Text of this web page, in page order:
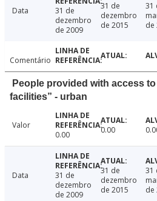
Data
31 de
dezembro
de 2009
31 de
dezembro
de 2015
31
de
Comentário
People provided with access
facilities” - urban
Valor
0.00
0.00
Data
31 de
dezembro
de 2009
31 de
dezembro
de 2015
31
de